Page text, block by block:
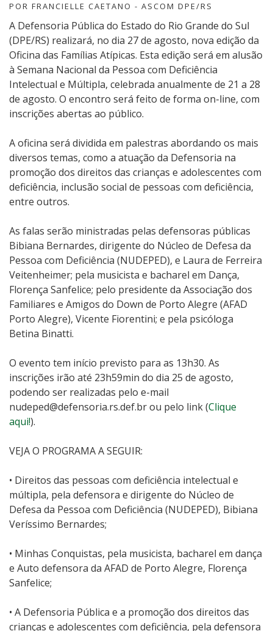
POR FRANCIELLE CAETANO - ASCOM DPE/RS
A Defensoria Pública do Estado do Rio Grande do Sul
(DPE/RS) realizará, no dia 27 de agosto, nova edição da
Oficina das Famílias Atípicas. Esta edição será em alusão
à Semana Nacional da Pessoa com Deficiência
Intelectual e Múltipla, celebrada anualmente de 21 a 28
de agosto. O encontro será feito de forma on-line, com
inscrições abertas ao público.
A oficina será dividida em palestras abordando os mais
diversos temas, como a atuação da Defensoria na
promoção dos direitos das crianças e adolescentes com
deficiência, inclusão social de pessoas com deficiência,
entre outros.
As falas serão ministradas pelas defensoras públicas
Bibiana Bernardes, dirigente do Núcleo de Defesa da
Pessoa com Deficiência (NUDEPED), e Laura de Ferreira
Veitenheimer; pela musicista e bacharel em Dança,
Florença Sanfelice; pelo presidente da Associação dos
Familiares e Amigos do Down de Porto Alegre (AFAD
Porto Alegre), Vicente Fiorentini; e pela psicóloga
Betina Binatti.
O evento tem início previsto para as 13h30. As
inscrições irão até 23h59min do dia 25 de agosto,
podendo ser realizadas pelo e-mail
nudeped@defensoria.rs.def.br ou pelo link (Clique
aqui!).
VEJA O PROGRAMA A SEGUIR:
• Direitos das pessoas com deficiência intelectual e
múltipla, pela defensora e dirigente do Núcleo de
Defesa da Pessoa com Deficiência (NUDEPED), Bibiana
Veríssimo Bernardes;
• Minhas Conquistas, pela musicista, bacharel em dança
e Auto defensora da AFAD de Porto Alegre, Florença
Sanfelice;
• A Defensoria Pública e a promoção dos direitos das
crianças e adolescentes com deficiência, pela defensora